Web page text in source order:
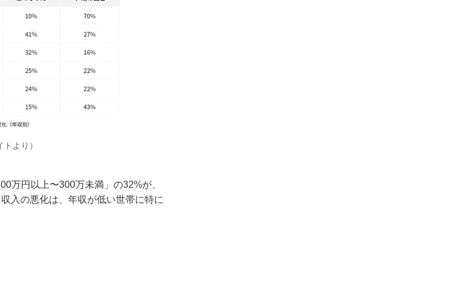
より）
万円以上〜300万未満」の32%が、
入の悪化は、年収が低い世帯に特に